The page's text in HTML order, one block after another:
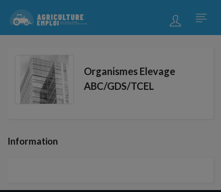
Organismes Elevage
ABC/GDS/TCEL
Information